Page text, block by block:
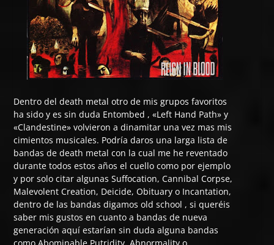
Dentro del death metal otro de mis grupos favoritos
ha sido y es sin duda Entombed , «Left Hand Path» y
«Clandestine» volvieron a dinamitar una vez mas mis
cimientos musicales. Podría daros una larga lista de
bandas de death metal con la cual me he reventado
durante todos estos años el cuello como por ejemplo
y por solo citar algunas Suffocation, Cannibal Corpse,
Malevolent Creation, Deicide, Obituary o Incantation,
dentro de las bandas digamos old school , si queréis
saber mis gustos en cuanto a bandas de nueva
generación aquí estarían sin duda alguna bandas